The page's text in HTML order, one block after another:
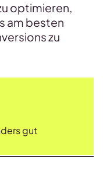
optimieren,
am besten
zu
gut